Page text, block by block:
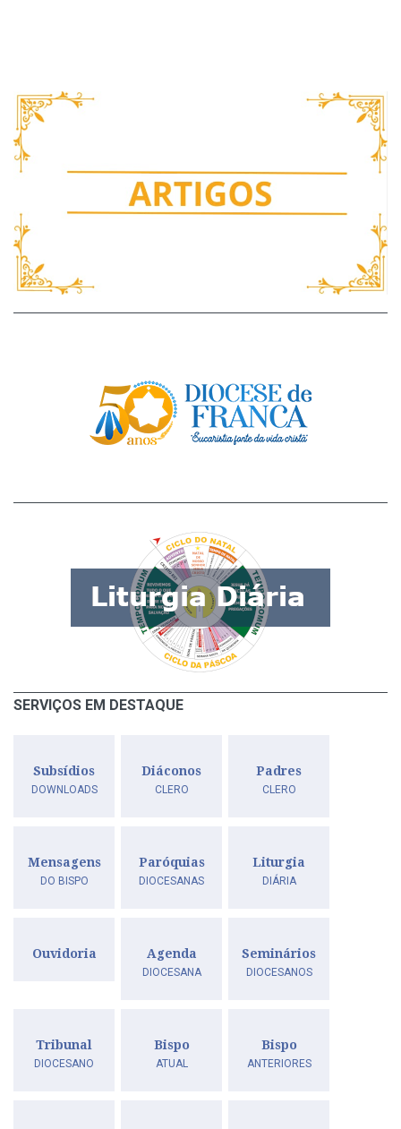
SERVIÇOS EM DESTAQUE
Subsídios
DOWNLOADS
Diáconos
CLERO
Padres
CLERO
Mensagens
DO BISPO
Paróquias
DIOCESANAS
Liturgia
DIÁRIA
Ouvidoria Agenda
DIOCESANA
Seminários
DIOCESANOS
Tribunal
DIOCESANO
Bispo
ATUAL
Bispo
ANTERIORES